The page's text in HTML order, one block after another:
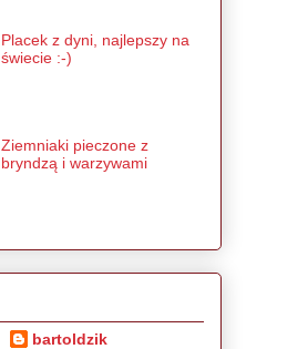
Placek z dyni, najlepszy na
świecie :-)
Ziemniaki pieczone z
bryndzą i warzywami
bartoldzik